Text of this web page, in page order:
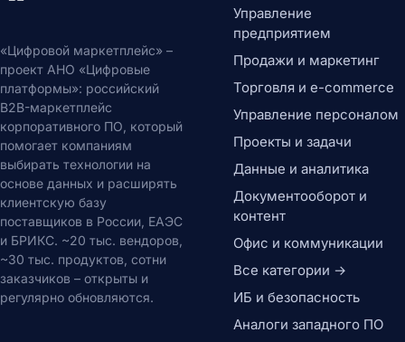
«Цифровой маркетплейс» –
проект АНО «Цифровые
платформы»: российский
B2B-маркетплейс
корпоративного ПО, который
помогает компаниям
выбирать технологии на
основе данных и расширять
клиентскую базу
поставщиков в России, ЕАЭС
и БРИКС. ~20 тыс. вендоров,
~30 тыс. продуктов, сотни
заказчиков – открыты и
регулярно обновляются.
Управление
предприятием
Продажи и маркетинг
Торговля и e-commerce
Управление персоналом
Проекты и задачи
Данные и аналитика
Документооборот и
контент
Офис и коммуникации
Все категории →
ИБ и безопасность
Аналоги западного ПО